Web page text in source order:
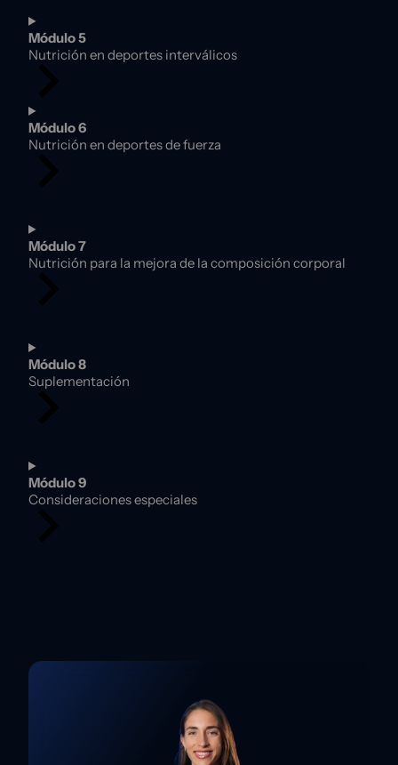
Módulo 5
Nutrición en deportes interválicos
Módulo 6
Nutrición en deportes de fuerza
Módulo 7
Nutrición para la mejora de la composición corporal
Módulo 8
Suplementación
Módulo 9
Consideraciones especiales